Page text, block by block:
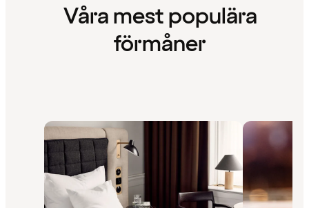
Våra mest populära
förmåner